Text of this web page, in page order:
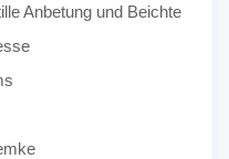
Anbetung und Beichte